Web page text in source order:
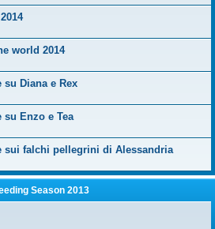
world 2014
Diana e Rex
Enzo e Tea
sui falchi pellegrini di Alessandria
Season 2013